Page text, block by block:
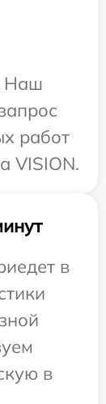
Наш
работ
VISION.
в
в